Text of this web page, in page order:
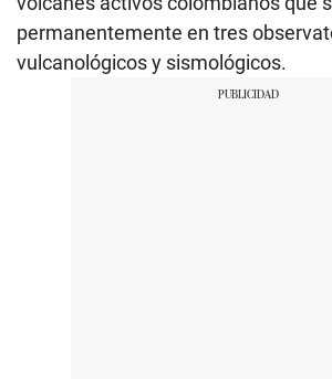
permanentemente en tres
vulcanológicos y sismológicos.